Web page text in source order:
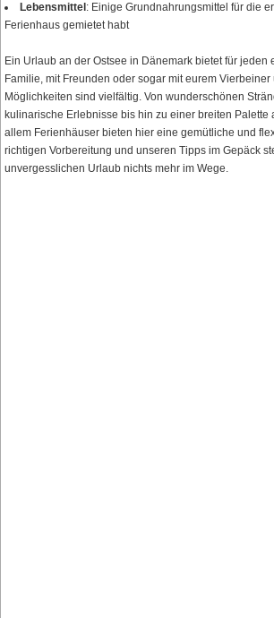
Lebensmittel : Einige Grundnahrungsmittel für die
Ferienhaus gemietet habt
Ein Urlaub an der Ostsee in Dänemark bietet für jeden
Familie, mit Freunden oder sogar mit eurem
Möglichkeiten sind vielfältig. Von wunderschönen
kulinarische Erlebnisse bis hin zu einer breiten Palette
allem Ferienhäuser bieten hier eine gemütliche und
richtigen Vorbereitung und unseren Tipps im Gepäck
unvergesslichen Urlaub nichts mehr im Wege.